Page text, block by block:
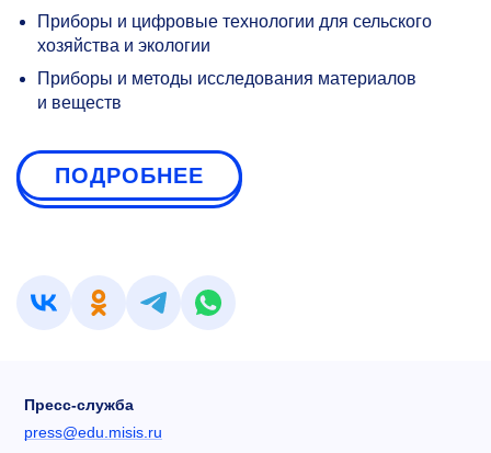
Приборы и цифровые технологии для сельского
хозяйства и экологии
Приборы и методы исследования материалов
и веществ
ПОДРОБНЕЕ
Пресс-служба
press@edu.misis.ru